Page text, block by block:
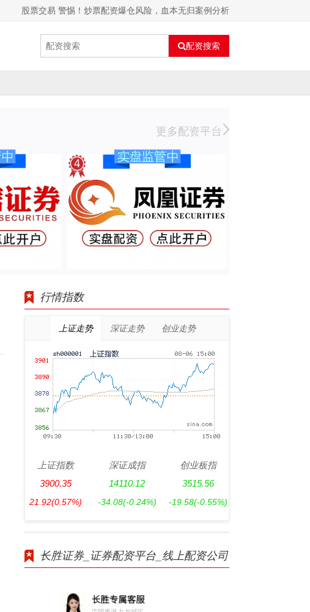
股票交易 警惕！炒票配资爆仓风险，血本无归案例分析
配资搜索
更多配资平台
行情指数
上证走势 深证走势 创业走势
上证指数
3900.35
21.92(0.57%)
深证成指
14110.12
-34.08(-0.24%)
创业板指
3515.56
-19.58(-0.55%)
长胜证券_证券配资平台_线上配资公司